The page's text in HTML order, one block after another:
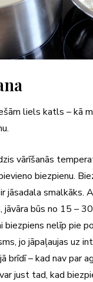
liels katls – kā
vārīšanās
biezpienu.
jāsadala smalkāks.
būs no 15 –
biezpiens nelīp pie
jo jāpaļaujas uz
brīdī – kad nav par
just tad, kad